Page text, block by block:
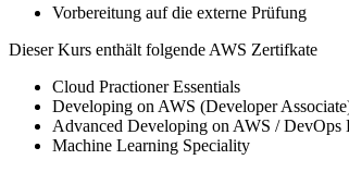
Vorbereitung auf die externe Prüfung
Dieser Kurs enthält folgende AWS Zertifkate
Cloud Practioner Essentials
Developing on AWS (Developer
Advanced Developing on AWS / DevOps
Machine Learning Speciality